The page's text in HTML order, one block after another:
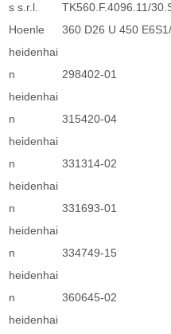
s s.r.l.
TK560.F.4096.11/
Hoenle
360 D26 U 450
heidenhai
n
298402-01
heidenhai
n
315420-04
heidenhai
n
331314-02
heidenhai
n
331693-01
heidenhai
n
334749-15
heidenhai
n
360645-02
heidenhai